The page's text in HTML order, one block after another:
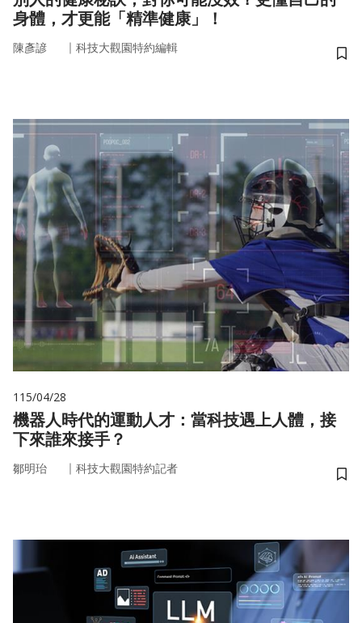
身體，才更能「精準健康」！
陳彥諺 ｜ 科技大觀園特約編輯
儲
115/04/28
機器人時代的運動人才：當科技遇上人體，接
下來誰來接手？
鄒明珆 ｜ 科技大觀園特約記者
儲